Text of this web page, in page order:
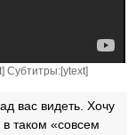
] Субтитры:[ytext]
вас видеть. Хочу
таком «совсем